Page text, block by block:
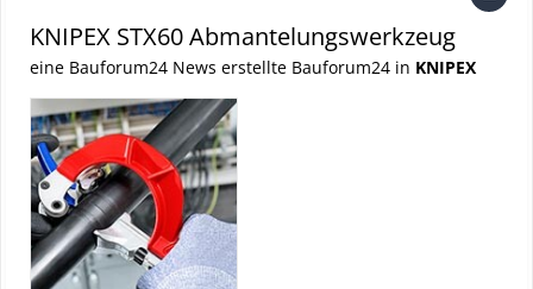
KNIPEX STX60 Abmantelungswerkzeug
eine Bauforum24 News erstellte Bauforum24 in KNIPEX